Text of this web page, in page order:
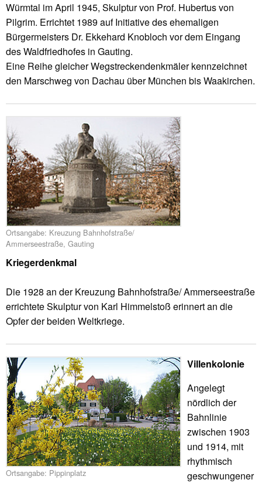
Würmtal im April 1945, Skulptur von Prof. Hubertus von
Pilgrim. Errichtet 1989 auf Initiative des ehemaligen
Bürgermeisters Dr. Ekkehard Knobloch vor dem Eingang
des Waldfriedhofes in Gauting.
Eine Reihe gleicher Wegstreckendenkmäler kennzeichnet
den Marschweg von Dachau über München bis Waakirchen.
Ortsangabe: Kreuzung Bahnhofstraße/
Ammerseestraße, Gauting
Kriegerdenkmal
Die 1928 an der Kreuzung Bahnhofstraße/ Ammerseestraße
errichtete Skulptur von Karl Himmelstoß erinnert an die
Opfer der beiden Weltkriege.
Ortsangabe: Pippinplatz
Villenkolonie
Angelegt
nördlich der
Bahnlinie
zwischen 1903
und 1914, mit
rhythmisch
geschwungener